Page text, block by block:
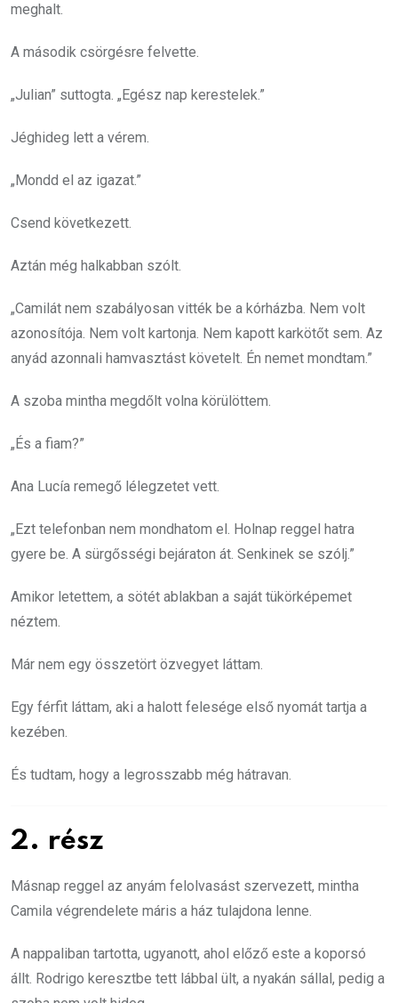
meghalt.
A második csörgésre felvette.
„Julian” suttogta. „Egész nap kerestelek.”
Jéghideg lett a vérem.
„Mondd el az igazat.”
Csend következett.
Aztán még halkabban szólt.
„Camilát nem szabályosan vitték be a kórházba. Nem volt
azonosítója. Nem volt kartonja. Nem kapott karkötőt sem. Az
anyád azonnali hamvasztást követelt. Én nemet mondtam.”
A szoba mintha megdőlt volna körülöttem.
„És a fiam?”
Ana Lucía remegő lélegzetet vett.
„Ezt telefonban nem mondhatom el. Holnap reggel hatra
gyere be. A sürgősségi bejáraton át. Senkinek se szólj.”
Amikor letettem, a sötét ablakban a saját tükörképemet
néztem.
Már nem egy összetört özvegyet láttam.
Egy férfit láttam, aki a halott felesége első nyomát tartja a
kezében.
És tudtam, hogy a legrosszabb még hátravan.
2. rész
Másnap reggel az anyám felolvasást szervezett, mintha
Camila végrendelete máris a ház tulajdona lenne.
A nappaliban tartotta, ugyanott, ahol előző este a koporsó
állt. Rodrigo keresztbe tett lábbal ült, a nyakán sállal, pedig a